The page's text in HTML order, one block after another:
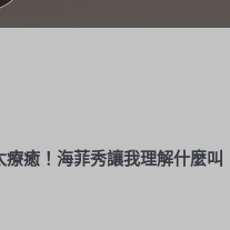
癒！海菲秀讓我理解什麼叫